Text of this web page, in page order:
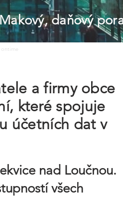
daňový
a firmy obce
které spojuje
účetních dat v
nad Loučnou.
všech